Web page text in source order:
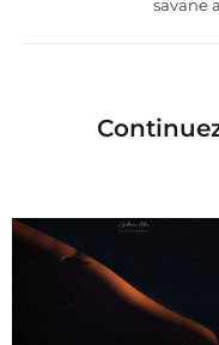
savane